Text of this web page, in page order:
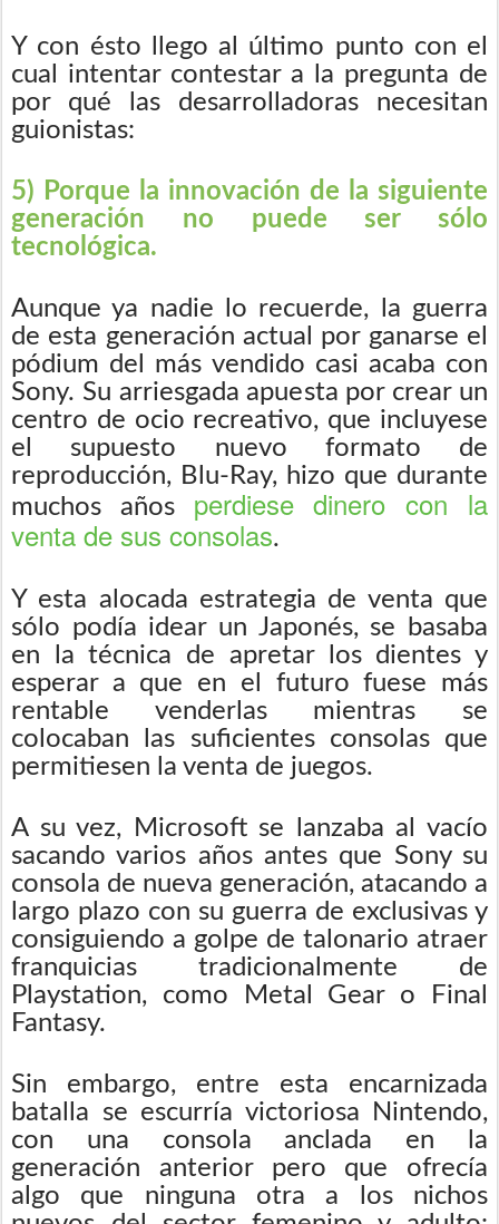
Y con ésto llego al último punto con el
cual intentar contestar a la pregunta de
por qué las desarrolladoras necesitan
guionistas:
5) Porque la innovación de la siguiente
generación no puede ser sólo
tecnológica.
Aunque ya nadie lo recuerde, la guerra
de esta generación actual por ganarse el
pódium del más vendido casi acaba con
Sony. Su arriesgada apuesta por crear un
centro de ocio recreativo, que incluyese
el supuesto nuevo formato de
reproducción, Blu-Ray, hizo que durante
muchos años perdiese dinero con la
venta de sus consolas.
Y esta alocada estrategia de venta que
sólo podía idear un Japonés, se basaba
en la técnica de apretar los dientes y
esperar a que en el futuro fuese más
rentable venderlas mientras se
colocaban las suficientes consolas que
permitiesen la venta de juegos.
A su vez, Microsoft se lanzaba al vacío
sacando varios años antes que Sony su
consola de nueva generación, atacando a
largo plazo con su guerra de exclusivas y
consiguiendo a golpe de talonario atraer
franquicias tradicionalmente de
Playstation, como Metal Gear o Final
Fantasy.
Sin embargo, entre esta encarnizada
batalla se escurría victoriosa Nintendo,
con una consola anclada en la
generación anterior pero que ofrecía
algo que ninguna otra a los nichos